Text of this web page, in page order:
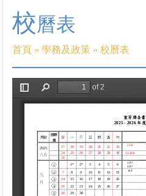
校曆表
首頁 » 學務及政策 » 校曆表